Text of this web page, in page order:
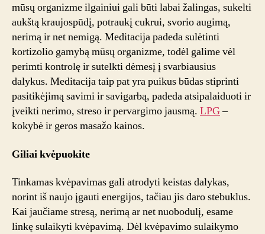
mūsų organizme ilgainiui gali būti labai žalingas, sukelti
aukštą kraujospūdį, potraukį cukrui, svorio augimą,
nerimą ir net nemigą. Meditacija padeda sulėtinti
kortizolio gamybą mūsų organizme, todėl galime vėl
perimti kontrolę ir sutelkti dėmesį į svarbiausius
dalykus. Meditacija taip pat yra puikus būdas stiprinti
pasitikėjimą savimi ir savigarbą, padeda atsipalaiduoti ir
įveikti nerimo, streso ir pervargimo jausmą. LPG–
kokybė ir geros masažo kainos.
Giliai kvėpuokite
Tinkamas kvėpavimas gali atrodyti keistas dalykas,
norint iš naujo įgauti energijos, tačiau jis daro stebuklus.
Kai jaučiame stresą, nerimą ar net nuobodulį, esame
linkę sulaikyti kvėpavimą. Dėl kvėpavimo sulaikymo